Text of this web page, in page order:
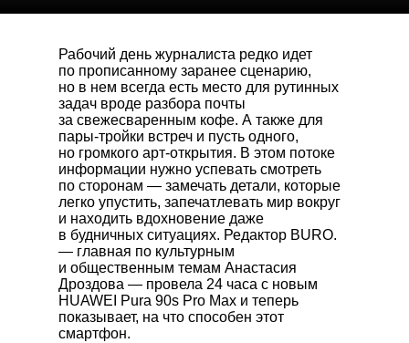
Рабочий день журналиста редко идет
по прописанному заранее сценарию,
но в нем всегда есть место для рутинных
задач вроде разбора почты
за свежесваренным кофе. А также для
пары-тройки встреч и пусть одного,
но громкого арт-открытия. В этом потоке
информации нужно успевать смотреть
по сторонам — замечать детали, которые
легко упустить, запечатлевать мир вокруг
и находить вдохновение даже
в будничных ситуациях. Редактор BURO.
— главная по культурным
и общественным темам Анастасия
Дроздова — провела 24 часа с новым
HUAWEI Pura 90s Pro Max и теперь
показывает, на что способен этот
смартфон.